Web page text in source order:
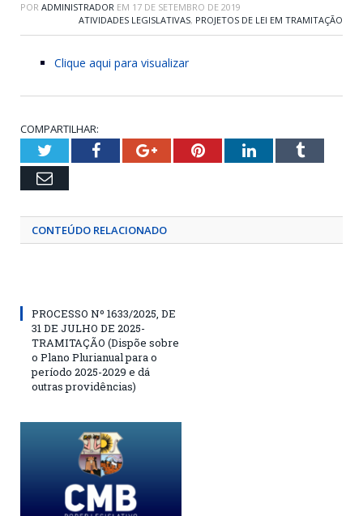
POR ADMINISTRADOR EM 17 DE SETEMBRO DE 2019
ATIVIDADES LEGISLATIVAS, PROJETOS DE LEI EM TRAMITAÇÃO
Clique aqui para visualizar
COMPARTILHAR:
TwitterFacebookGoogle+PinterestLinkedInTumblr
Email
CONTEÚDO RELACIONADO
PROCESSO Nº 1633/2025, DE
31 DE JULHO DE 2025-
TRAMITAÇÃO (Dispõe sobre
o Plano Plurianual para o
período 2025-2029 e dá
outras providências)